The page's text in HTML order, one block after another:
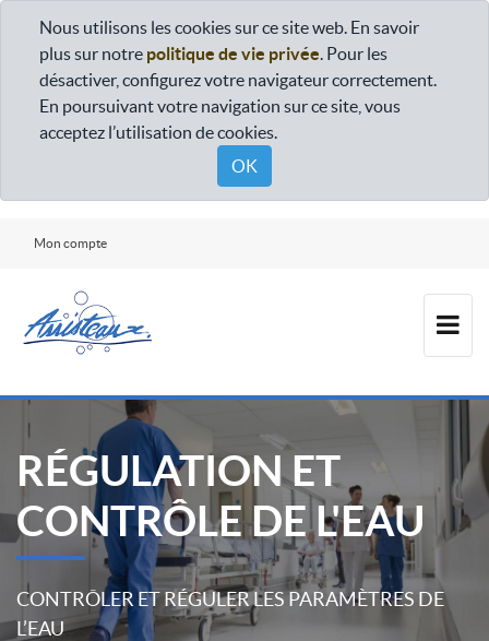
Nous utilisons les cookies sur ce site web. En savoir
plus sur notre politique de vie privée. Pour les
désactiver, configurez votre navigateur correctement.
En poursuivant votre navigation sur ce site, vous
acceptez l’utilisation de cookies.
OK
Mon compte
RÉGULATION ET
CONTRÔLE DE L'EAU
CONTRÔLER ET RÉGULER LES PARAMÈTRES DE
L’EAU